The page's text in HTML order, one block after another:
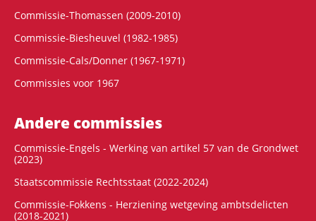
Commissie-Thomassen (2009-2010)
Commissie-Biesheuvel (1982-1985)
Commissie-Cals/Donner (1967-1971)
Commissies voor 1967
Andere commissies
Commissie-Engels - Werking van artikel 57 van de Grondwet
(2023)
Staatscommissie Rechtsstaat (2022-2024)
Commissie-Fokkens - Herziening wetgeving ambtsdelicten
(2018-2021)